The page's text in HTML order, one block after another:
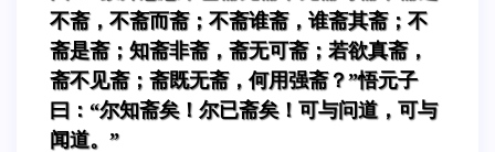
不斋，不斋而斋；不斋谁斋，谁斋其斋；不
斋是斋；知斋非斋，斋无可斋；若欲真斋，
斋不见斋；斋既无斋，何用强斋？”悟元子
曰：“尔知斋矣！尔已斋矣！可与问道，可与
闻道。”